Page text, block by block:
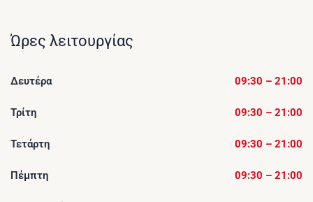
Ώρες λειτουργίας
Δευτέρα 09:30 – 21:00
Τρίτη 09:30 – 21:00
Τετάρτη 09:30 – 21:00
Πέμπτη 09:30 – 21:00